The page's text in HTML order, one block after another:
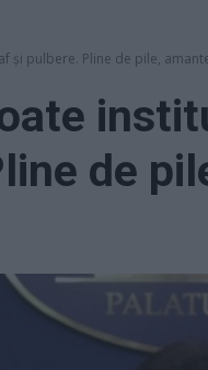
și pulbere. Pline de pile,
de